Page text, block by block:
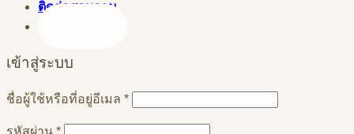
ติดต่อสอบถาม
เข้าสู่ระบบ
ชื่อผู้ใช้หรือที่อยู่อีเมล *ต้องการ
รหัสผ่าน *ต้องการ